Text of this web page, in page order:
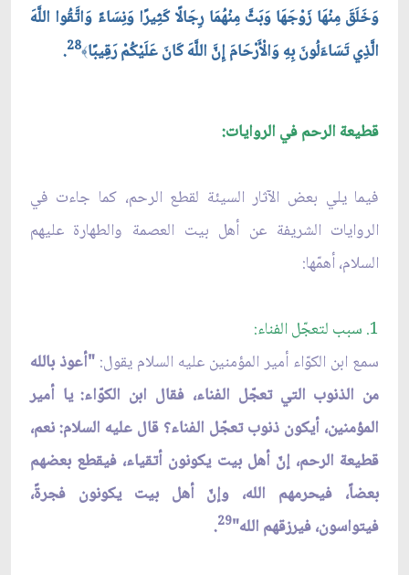
وَخَلَقَ مِنْهَا زَوْجَهَا وَبَثَّ مِنْهُمَا رِجَالًا كَثِيرًا وَنِسَاءً وَاتَّقُوا اللَّهَ
الَّذِي تَسَاءَلُونَ بِهِ وَالْأَرْحَامَ إِنَّ اللَّهَ كَانَ عَلَيْكُمْ رَقِيبًا﴾28
.
قطيعة الرحم في الروايات:
فيما يلي بعض الآثار السيئة لقطع الرحم، كما جاءت في
الروايات الشريفة عن أهل بيت العصمة والطهارة عليهم
السلام، أهمّها:
1. سبب لتعجّل الفناء:
سمع ابن الكوّاء أمير المؤمنين عليه السلام يقول:"أعوذ بالله
من الذنوب التي تعجّل الفناء، فقال ابن الكوّاء: يا أمير
المؤمنين، أيكون ذنوب تعجّل الفناء؟ قال عليه السلام: نعم،
قطيعة الرحم، إنّ أهل بيت يكونون أتقياء، فيقطع بعضهم
بعضاً، فيحرمهم الله، وإنّ أهل بيت يكونون فجرةً،
فيتواسون، فيرزقهم الله"29
.